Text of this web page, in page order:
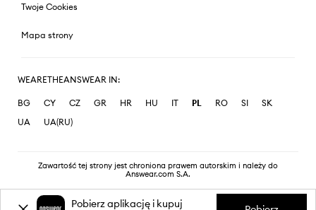
Twoje Cookies
Mapa strony
WEARETHEANSWEAR IN:
BG CY CZ GR HR HU IT PL RO SI
SK
UA
UA(RU)
Zawartość tej strony jest chroniona prawem autorskim i należy do
Answear.com S.A.
Pobierz aplikację i kupuj